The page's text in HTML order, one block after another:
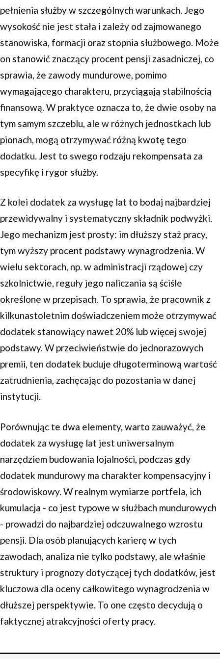
pełnienia służby w szczególnych warunkach. Jego
wysokość nie jest stała i zależy od zajmowanego
stanowiska, formacji oraz stopnia służbowego. Może
on stanowić znaczący procent pensji zasadniczej, co
sprawia, że zawody mundurowe, pomimo
wymagającego charakteru, przyciągają stabilnością
finansową. W praktyce oznacza to, że dwie osoby na
tym samym szczeblu, ale w różnych jednostkach lub
pionach, mogą otrzymywać różną kwotę tego
dodatku. Jest to swego rodzaju rekompensata za
specyfikę i rygor służby.
Z kolei dodatek za wysługę lat to bodaj najbardziej
przewidywalny i systematyczny składnik podwyżki.
Jego mechanizm jest prosty: im dłuższy staż pracy,
tym wyższy procent podstawy wynagrodzenia. W
wielu sektorach, np. w administracji rządowej czy
szkolnictwie, reguły jego naliczania są ściśle
określone w przepisach. To sprawia, że pracownik z
kilkunastoletnim doświadczeniem może otrzymywać
dodatek stanowiący nawet 20% lub więcej swojej
podstawy. W przeciwieństwie do jednorazowych
premii, ten dodatek buduje długoterminową wartość
zatrudnienia, zachęcając do pozostania w danej
instytucji.
Porównując te dwa elementy, warto zauważyć, że
dodatek za wysługę lat jest uniwersalnym
narzędziem budowania lojalności, podczas gdy
dodatek mundurowy ma charakter kompensacyjny i
środowiskowy. W realnym wymiarze portfela, ich
kumulacja - co jest typowe w służbach mundurowych
- prowadzi do najbardziej odczuwalnego wzrostu
pensji. Dla osób planujących karierę w tych
zawodach, analiza nie tylko podstawy, ale właśnie
struktury i prognozy dotyczącej tych dodatków, jest
kluczowa dla oceny całkowitego wynagrodzenia w
dłuższej perspektywie. To one często decydują o
faktycznej atrakcyjności oferty pracy.